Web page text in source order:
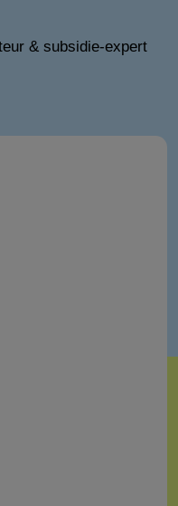
& subsidie-expert